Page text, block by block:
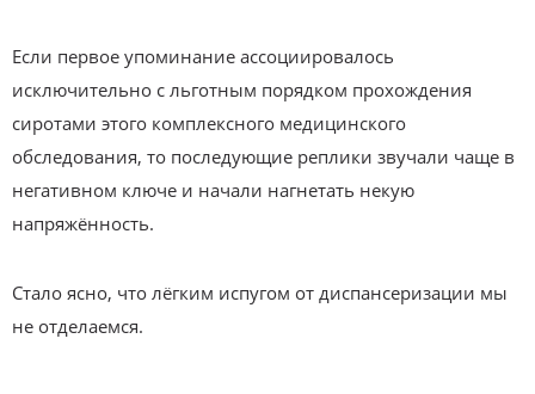
Если первое упоминание ассоциировалось
исключительно с льготным порядком прохождения
сиротами этого комплексного медицинского
обследования, то последующие реплики звучали чаще в
негативном ключе и начали нагнетать некую
напряжённость.
Стало ясно, что лёгким испугом от диспансеризации мы
не отделаемся.